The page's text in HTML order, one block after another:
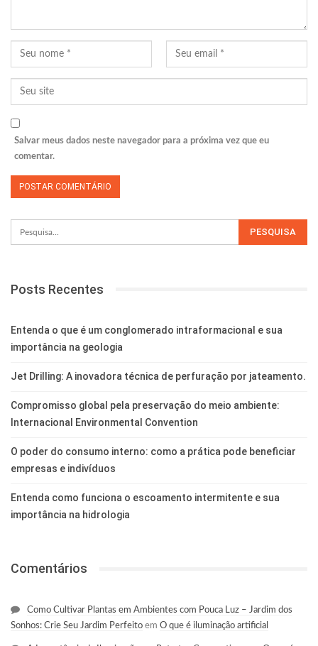
Salvar meus dados neste navegador para a próxima vez que eu
comentar.
Posts Recentes
Entenda o que é um conglomerado intraformacional e sua
importância na geologia
Jet Drilling: A inovadora técnica de perfuração por jateamento.
Compromisso global pela preservação do meio ambiente:
Internacional Environmental Convention
O poder do consumo interno: como a prática pode beneficiar
empresas e indivíduos
Entenda como funciona o escoamento intermitente e sua
importância na hidrologia
Comentários
Como Cultivar Plantas em Ambientes com Pouca Luz – Jardim dos
Sonhos: Crie Seu Jardim Perfeito em O que é iluminação artificial